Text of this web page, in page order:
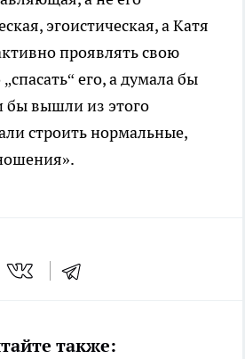
эгоистическая, а Катя
проявлять свою
его, а думала бы
бы вышли из этого
строить нормальные,
также: